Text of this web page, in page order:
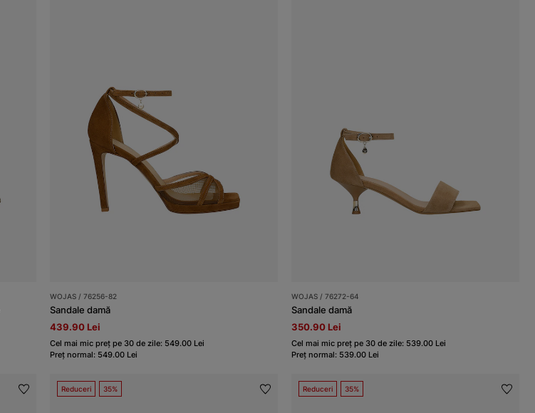
WOJAS / 76256-82
Sandale damă
439.90 Lei
Cel mai mic preț pe 30 de zile: 549.00 Lei
Preț normal: 549.00 Lei
WOJAS / 76272-64
Sandale damă
350.90 Lei
Cel mai mic preț pe 30 de zile: 539.00 Lei
Preț normal: 539.00 Lei
Reduceri 35% Reduceri 35%